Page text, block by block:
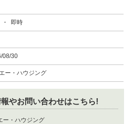
・ 即時
08/30
ー・ハウジング
やお問い合わせはこちら!
ー・ハウジング